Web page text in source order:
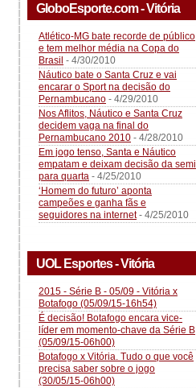
GloboEsporte.com - Vitória
Atlético-MG bate recorde de público
e tem melhor média na Copa do
Brasil - 4/30/2010
Náutico bate o Santa Cruz e vai
encarar o Sport na decisão do
Pernambucano - 4/29/2010
Nos Aflitos, Náutico e Santa Cruz
decidem vaga na final do
Pernambucano 2010 - 4/28/2010
Em jogo tenso, Santa e Náutico
empatam e deixam decisão da semi
para quarta - 4/25/2010
‘Homem do futuro’ aponta
campeões e ganha fãs e
seguidores na internet- 4/25/2010
UOL Esportes - Vitória
2015 - Série B - 05/09 - Vitória x
Botafogo (05/09/15-16h54)
É decisão! Botafogo encara vice-
líder em momento-chave da Série B
(05/09/15-06h00)
Botafogo x Vitória. Tudo o que você
precisa saber sobre o jogo
(30/05/15-06h00)